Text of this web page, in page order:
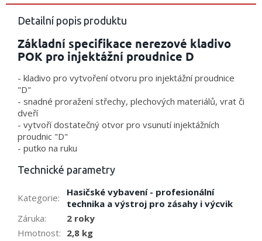
Detailní popis produktu
Základní specifikace nerezové kladivo
POK pro injektážní proudnice D
- kladivo pro vytvoření otvoru pro injektážní proudnice
"D"
- snadné proražení střechy, plechových materiálů, vrat či
dveří
- vytvoří dostatečný otvor pro vsunutí injektážních
proudnic "D"
- putko na ruku
Technické parametry
Kategorie:
Hasičské vybavení - profesionální
technika a výstroj pro zásahy i výcvik
Záruka:
2 roky
Hmotnost: 2,8 kg